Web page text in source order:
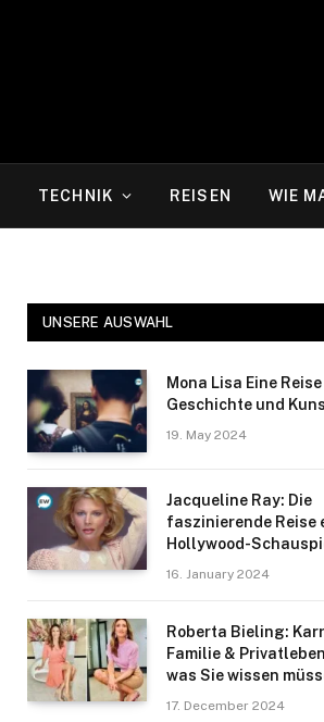
TECHNIK REISEN WIE
UNSERE AUSWAHL
Mona Lisa Eine
Geschichte und
19. May 2024
Jacqueline Ray: Die
faszinierende Reise
Hollywood-
16. January 2024
Roberta Bieling:
Familie &
was Sie wissen
17. December 2024